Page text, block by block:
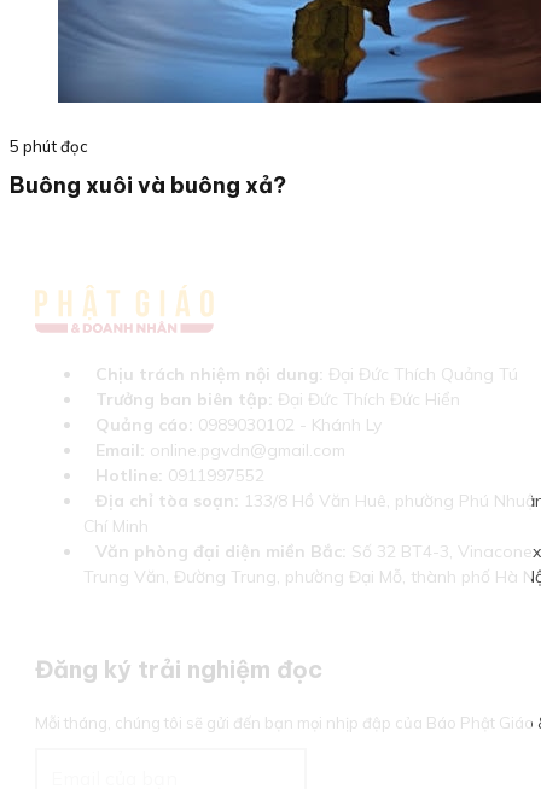
5 phút đọc
Buông xuôi và buông xả?
Chịu trách nhiệm nội dung: Đại Đức Thích Quảng Tú
Trưởng ban biên tập: Đại Đức Thích Đức Hiển
Quảng cáo: 0989030102 - Khánh Ly
Email: online.pgvdn@gmail.com
Hotline: 0911997552
Địa chỉ tòa soạn: 133/8 Hồ Văn Huê, phường Phú
Chí Minh
Văn phòng đại diện miền Bắc: Số 32 BT4-3,
Trung Văn, Đường Trung, phường Đại Mỗ, thành phố Hà
Đăng ký trải nghiệm đọc
Mỗi tháng, chúng tôi sẽ gửi đến bạn mọi nhịp đập của Báo Phật Giáo